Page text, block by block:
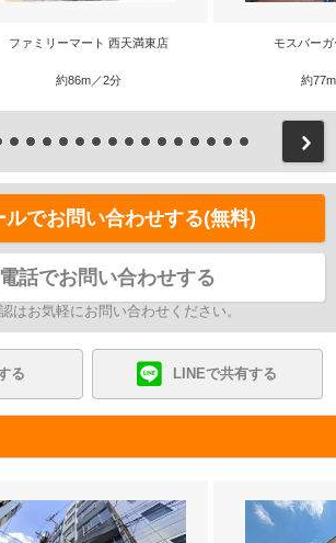
ファミリーマート 西天満東店
約86m／2分
モスバー
約
ルでお問い合わせする(無料)
電話でお問い合わせする
はお気軽にお問い合わせください。
る LINEで共有する